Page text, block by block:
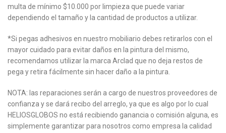
multa de mínimo $10.000 por limpieza que puede variar
dependiendo el tamaño y la cantidad de productos a utilizar.
*Si pegas adhesivos en nuestro mobiliario debes retirarlos con el
mayor cuidado para evitar daños en la pintura del mismo,
recomendamos utilizar la marca Arclad que no deja restos de
pega y retira fácilmente sin hacer daño a la pintura.
NOTA: las reparaciones serán a cargo de nuestros proveedores de
confianza y se dará recibo del arreglo, ya que es algo por lo cual
HELIOSGLOBOS no está recibiendo ganancia o comisión alguna, es
simplemente garantizar para nosotros como empresa la calidad